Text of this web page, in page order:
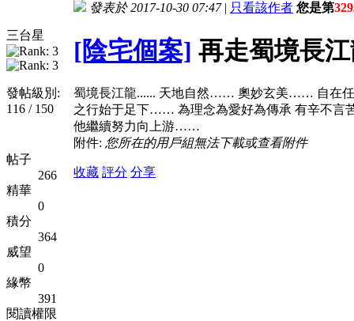
三台星
發帖級別:
116 / 150
帖子
266
精華
0
積分
364
威望
0
緣幣
391
閱讀權限
發表於 2017-10-30 07:47| 只看該作者 您是第
[陰宅個案] 再走蜀境長江
蜀境長江龍...... 天地自然…… 奧妙玄美
之行始于足下…… 為理念為愛好為傳承 有辛不
他繼續努力向上游……
附件: 您所在的用戶組無法下載或查看附件
收藏 評分 分享